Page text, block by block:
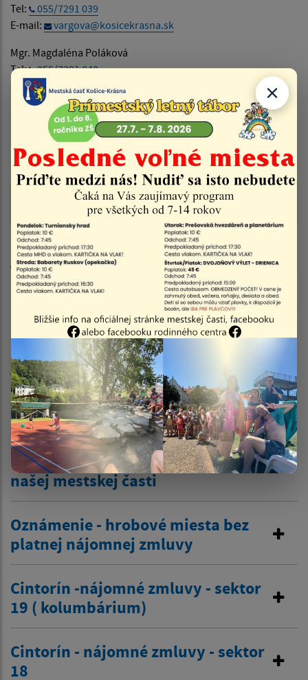
Tel:
055/7291 039
E-mail:
vargova@kosicekrasna.sk
Mgr. Magdaléna Poláková
Tel: 055/7291 040
E-mail:
polakova@kosicekrasna.sk
Zoznam hrobových miest s neznámym nájomcom:
Zoznam obsahuje číslo hrobového miesta v systéme
„Virtuálny cintorín“, sektor v evidencii pohrebiska a meno
a priezvisko zosnulého (ak je známe): uvedený v prílohe
Výzva - HM bez nájomnej zmluvy| PDF | 2.63 Mb
Dátum vyvesenia:28.10.2024
Výzva k súčinnosti - stotožnenie
hrobových miest
Zoznam dlžníkov k 04.09.2025
Výzva - hrobové miesta bez
nájomnej zmluvy
Do pozornosti nájomcom
hrobových miest na pohrebisku v
našej mestskej časti
Oznámenie - hrobové miesta bez
platnej nájomnej zmluvy
Cintorín -nájomné zmluvy - sektor
19 ( kolumbárium)
Cintorín - nájomné zmluvy - sektor
18